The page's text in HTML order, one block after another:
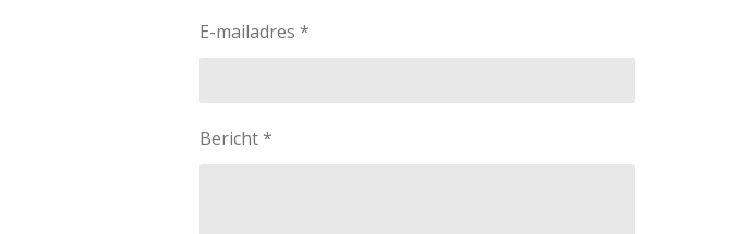
E-mailadres *
Bericht *